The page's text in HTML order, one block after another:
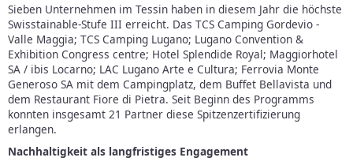
Sieben Unternehmen im Tessin haben in diesem Jahr die höchste
Swisstainable-Stufe III erreicht. Das TCS Camping Gordevio -
Valle Maggia; TCS Camping Lugano; Lugano Convention &
Exhibition Congress centre; Hotel Splendide Royal; Maggiorhotel
SA / ibis Locarno; LAC Lugano Arte e Cultura; Ferrovia Monte
Generoso SA mit dem Campingplatz, dem Buffet Bellavista und
dem Restaurant Fiore di Pietra. Seit Beginn des Programms
konnten insgesamt 21 Partner diese Spitzenzertifizierung
erlangen.
Nachhaltigkeit als langfristiges Engagement